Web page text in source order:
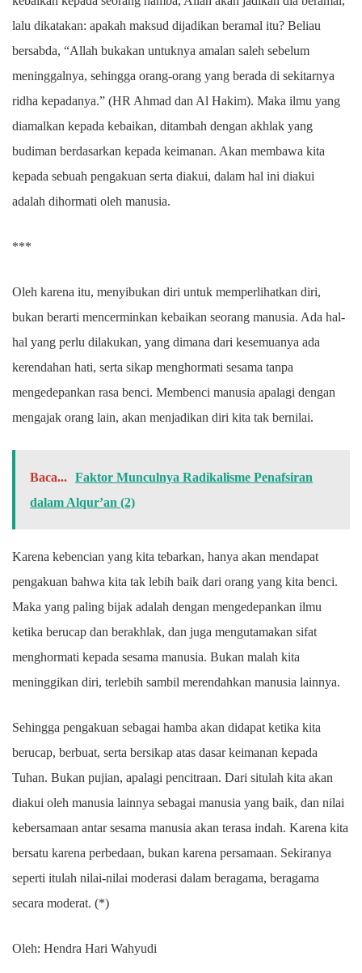
lalu dikatakan: apakah maksud dijadikan beramal itu? Beliau
bersabda, “Allah bukakan untuknya amalan saleh sebelum
meninggalnya, sehingga orang-orang yang berada di sekitarnya
ridha kepadanya.” (HR Ahmad dan Al Hakim). Maka ilmu yang
diamalkan kepada kebaikan, ditambah dengan akhlak yang
budiman berdasarkan kepada keimanan. Akan membawa kita
kepada sebuah pengakuan serta diakui, dalam hal ini diakui
adalah dihormati oleh manusia.
***
Oleh karena itu, menyibukan diri untuk memperlihatkan diri,
bukan berarti mencerminkan kebaikan seorang manusia. Ada hal-
hal yang perlu dilakukan, yang dimana dari kesemuanya ada
kerendahan hati, serta sikap menghormati sesama tanpa
mengedepankan rasa benci. Membenci manusia apalagi dengan
mengajak orang lain, akan menjadikan diri kita tak bernilai.
Baca... Faktor Munculnya Radikalisme Penafsiran
dalam Alqur’an (2)
Karena kebencian yang kita tebarkan, hanya akan mendapat
pengakuan bahwa kita tak lebih baik dari orang yang kita benci.
Maka yang paling bijak adalah dengan mengedepankan ilmu
ketika berucap dan berakhlak, dan juga mengutamakan sifat
menghormati kepada sesama manusia. Bukan malah kita
meninggikan diri, terlebih sambil merendahkan manusia lainnya.
Sehingga pengakuan sebagai hamba akan didapat ketika kita
berucap, berbuat, serta bersikap atas dasar keimanan kepada
Tuhan. Bukan pujian, apalagi pencitraan. Dari situlah kita akan
diakui oleh manusia lainnya sebagai manusia yang baik, dan nilai
kebersamaan antar sesama manusia akan terasa indah. Karena kita
bersatu karena perbedaan, bukan karena persamaan. Sekiranya
seperti itulah nilai-nilai moderasi dalam beragama, beragama
secara moderat. (*)
Oleh: Hendra Hari Wahyudi